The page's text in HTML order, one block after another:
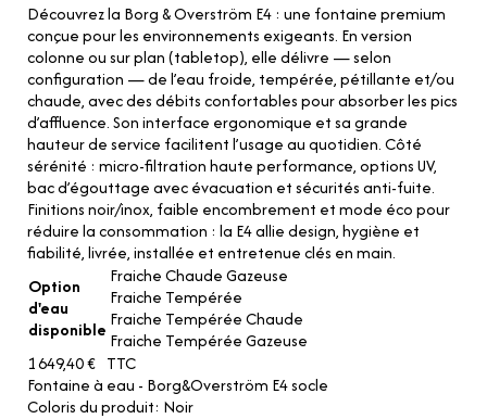
Découvrez la Borg & Overström E4 : une fontaine premium
conçue pour les environnements exigeants. En version
colonne ou sur plan (tabletop), elle délivre — selon
configuration — de l’eau froide, tempérée, pétillante et/ou
chaude, avec des débits confortables pour absorber les pics
d’affluence. Son interface ergonomique et sa grande
hauteur de service facilitent l’usage au quotidien. Côté
sérénité : micro-filtration haute performance, options UV,
bac d’égouttage avec évacuation et sécurités anti-fuite.
Finitions noir/inox, faible encombrement et mode éco pour
réduire la consommation : la E4 allie design, hygiène et
fiabilité, livrée, installée et entretenue clés en main.
Option
d'eau
disponible
Fraiche Chaude Gazeuse
Fraiche Tempérée
Fraiche Tempérée Chaude
Fraiche Tempérée Gazeuse
1 649,40 € TTC
Fontaine à eau - Borg&Overström E4 socle
Coloris du produit Noir